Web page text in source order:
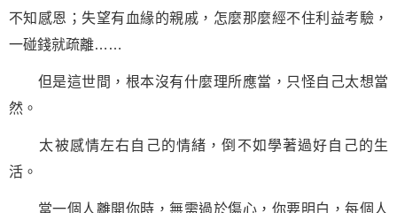
不知 感恩 ；失望有血緣的親戚，怎麼那麼經不住利益考驗，
一碰錢就疏離……
但是這世間，根本沒有什麼理所應當，只怪自己太想當
然。
太被感情左右自己的情緒，倒不如學著過好自己的生
活。
當一個人離開你時，無需過於傷心，你要明白，每個人